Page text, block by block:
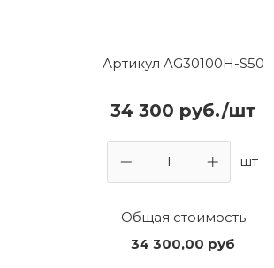
Артикул AG30100H-S50
34 300 руб./шт
шт
Общая стоимость
34 300,00 руб